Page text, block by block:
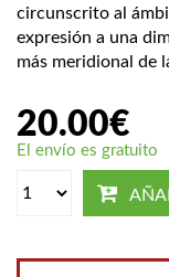
circunscrito al
expresión a una
más meridional de
20.00€
El envío es gratuito